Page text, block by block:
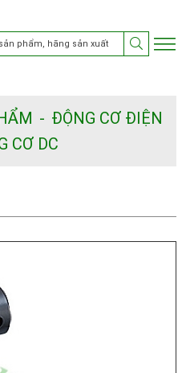
ĐỘNG CƠ ĐIỆN
CƠ DC